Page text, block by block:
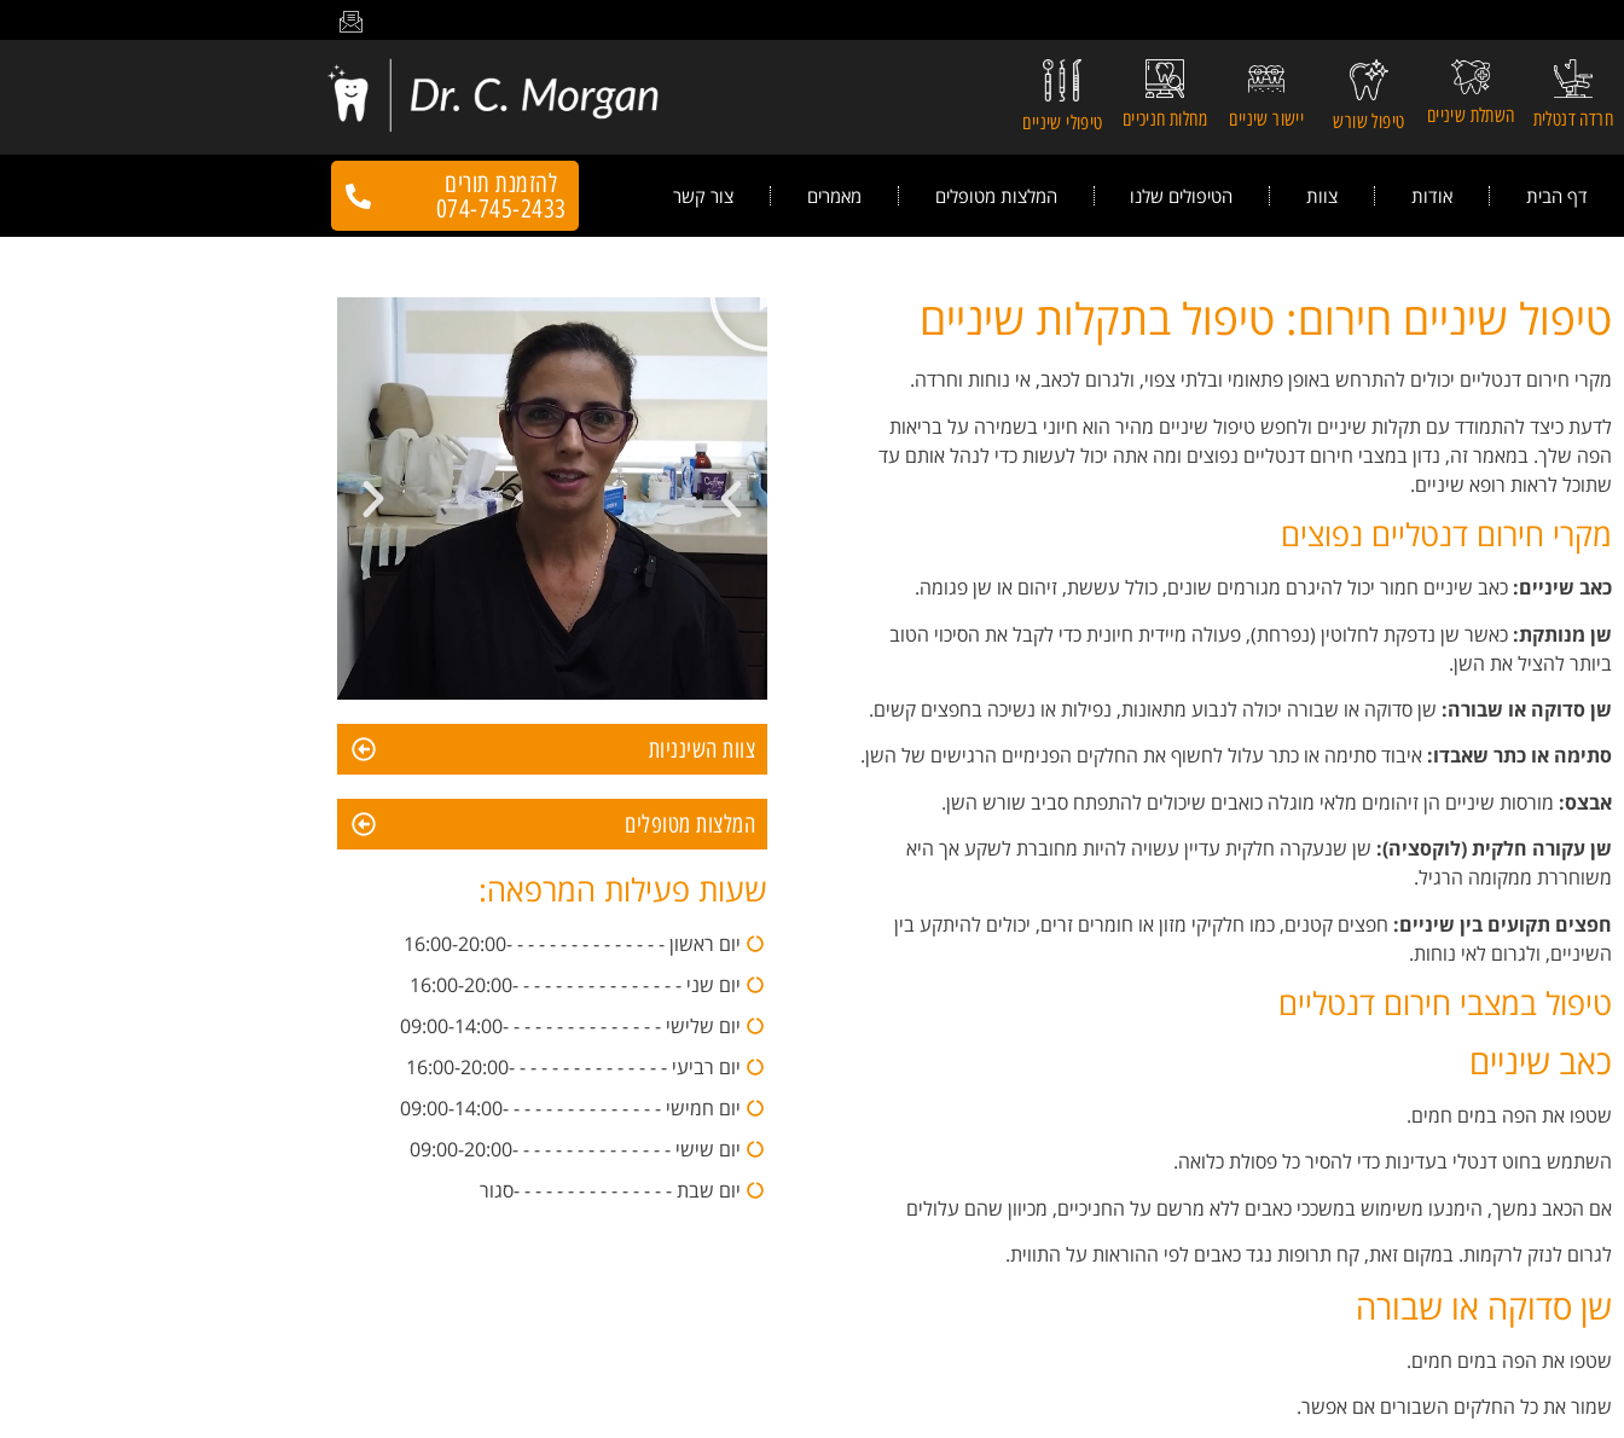
חרדה דנטלית השתלת שיניים טיפול שורש יישור שיניים מחלות חניכיים טיפולי שיניים
דף הבית אודות צוות הטיפולים שלנו המלצות מטופלים מאמרים צור קשר
להזמנת תורים
074-745-2433
טיפול שיניים חירום: טיפול בתקלות שיניים
מקרי חירום דנטליים יכולים להתרחש באופן פתאומי ובלתי צפוי, ולגרום לכאב, אי נוחות וחרדה.
לדעת כיצד להתמודד עם תקלות שיניים ולחפש טיפול שיניים מהיר הוא חיוני בשמירה על בריאות
הפה שלך. במאמר זה, נדון במצבי חירום דנטליים נפוצים ומה אתה יכול לעשות כדי לנהל אותם עד
שתוכל לראות רופא שיניים.
מקרי חירום דנטליים נפוצים
כאב שיניים: כאב שיניים חמור יכול להיגרם מגורמים שונים, כולל עששת, זיהום או שן פגומה.
שן מנותקת: כאשר שן נדפקת לחלוטין (נפרחת), פעולה מיידית חיונית כדי לקבל את הסיכוי הטוב
ביותר להציל את השן.
שן סדוקה או שבורה: שן סדוקה או שבורה יכולה לנבוע מתאונות, נפילות או נשיכה בחפצים קשים.
סתימה או כתר שאבדו: איבוד סתימה או כתר עלול לחשוף את החלקים הפנימיים הרגישים של השן.
אבצס: מורסות שיניים הן זיהומים מלאי מוגלה כואבים שיכולים להתפתח סביב שורש השן.
שן עקורה חלקית (לוקסציה): שן שנעקרה חלקית עדיין עשויה להיות מחוברת לשקע אך היא
משוחררת ממקומה הרגיל.
חפצים תקועים בין שיניים: חפצים קטנים, כמו חלקיקי מזון או חומרים זרים, יכולים להיתקע בין
השיניים, ולגרום לאי נוחות.
טיפול במצבי חירום דנטליים
כאב שיניים
שטפו את הפה במים חמים.
השתמש בחוט דנטלי בעדינות כדי להסיר כל פסולת כלואה.
אם הכאב נמשך, הימנעו משימוש במשככי כאבים ללא מרשם על החניכיים, מכיוון שהם עלולים
לגרום לנזק לרקמות. במקום זאת, קח תרופות נגד כאבים לפי ההוראות על התווית.
שן סדוקה או שבורה
שטפו את הפה במים חמים.
שמור את כל החלקים השבורים אם אפשר.
צוות השינניות
המלצות מטופלים
שעות פעילות המרפאה:
יום ראשון - - - - - - - - - - - - - - -16:00-20:00
יום שני - - - - - - - - - - - - - - - -16:00-20:00
יום שלישי - - - - - - - - - - - - - - -09:00-14:00
יום רביעי - - - - - - - - - - - - - - -16:00-20:00
יום חמישי - - - - - - - - - - - - - - -09:00-14:00
יום שישי - - - - - - - - - - - - - - -09:00-20:00
יום שבת - - - - - - - - - - - - - - -סגור